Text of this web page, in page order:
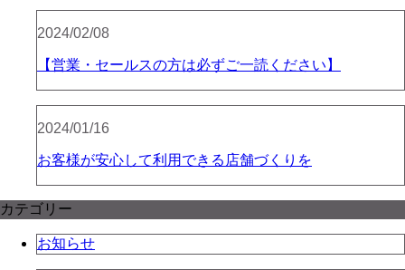
2024/02/08
【営業・セールスの方は必ずご一読ください】
2024/01/16
お客様が安心して利用できる店舗づくりを
カテゴリー
お知らせ